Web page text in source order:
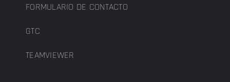
FORMULARIO DE CONTACTO
GTC
TEAMVIEWER